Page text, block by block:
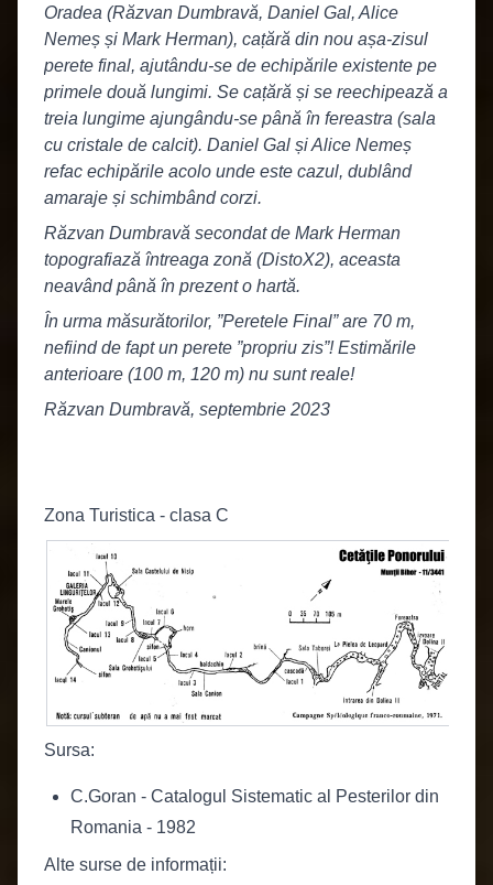
Oradea (Răzvan Dumbravă, Daniel Gal, Alice
Nemeș și Mark Herman), cațără din nou așa-zisul
perete final, ajutându-se de echipările existente pe
primele două lungimi. Se cațără și se reechipează a
treia lungime ajungându-se până în fereastra (sala
cu cristale de calcit). Daniel Gal și Alice Nemeș
refac echipările acolo unde este cazul, dublând
amaraje și schimbând corzi.
Răzvan Dumbravă secondat de Mark Herman
topografiază întreaga zonă (DistoX2), aceasta
neavând până în prezent o hartă.
În urma măsurătorilor, ”Peretele Final” are 70 m,
nefiind de fapt un perete ”propriu zis”! Estimările
anterioare (100 m, 120 m) nu sunt reale!
Răzvan Dumbravă, septembrie 2023
Zona Turistica - clasa C
Sursa:
C.Goran - Catalogul Sistematic al Pesterilor din
Romania - 1982
Alte surse de informații: